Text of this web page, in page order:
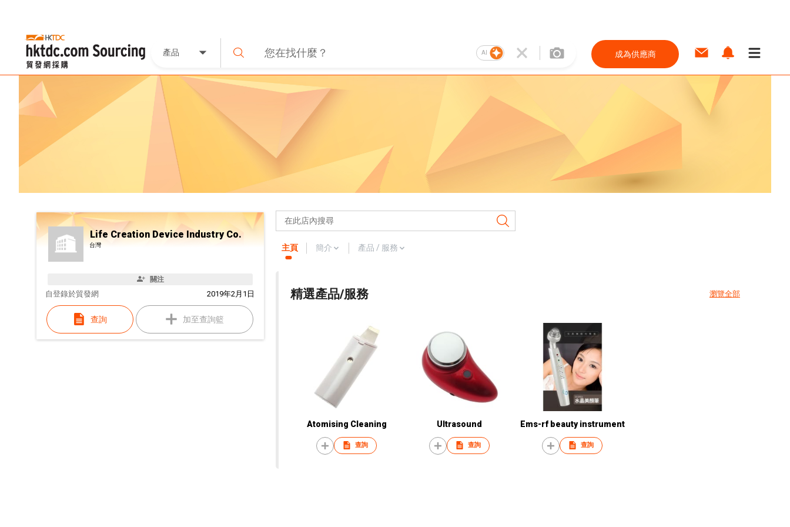
產品 AI 成為供應商
Life Creation Device Industry Co.
台灣
關注
自 2019年2月1日
登錄於貿發網
查詢 加至查詢籃
主頁 簡介 產品 / 服務
精選產品/服務 瀏覽全部
Atomising Cleaning
查詢
Ultrasound
查詢
Ems-rf beauty instrument
查詢